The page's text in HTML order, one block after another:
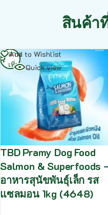
สินค้า
Add to Wishlist
Quick view
TBD Pramy Dog Food
Salmon & Superfoods
อาหารสุนัขพันธุ์เล็ก รส
แซลมอน 1kg (4648)
อ่าน
เพิ่ม